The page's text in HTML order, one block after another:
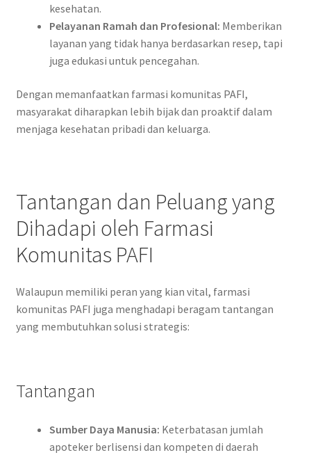
kesehatan.
Pelayanan Ramah dan Profesional: Memberikan
layanan yang tidak hanya berdasarkan resep, tapi
juga edukasi untuk pencegahan.
Dengan memanfaatkan farmasi komunitas PAFI,
masyarakat diharapkan lebih bijak dan proaktif dalam
menjaga kesehatan pribadi dan keluarga.
Tantangan dan Peluang yang
Dihadapi oleh Farmasi
Komunitas PAFI
Walaupun memiliki peran yang kian vital, farmasi
komunitas PAFI juga menghadapi beragam tantangan
yang membutuhkan solusi strategis:
Tantangan
Sumber Daya Manusia: Keterbatasan jumlah
apoteker berlisensi dan kompeten di daerah